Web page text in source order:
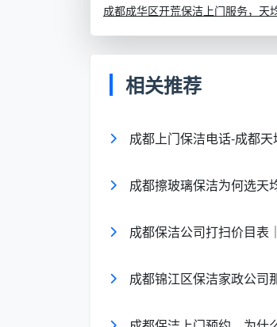
沙发缝隙吸尘、地毯
地漏防臭清洁
阳台 推拉门轨道清掏、
开关插座细部擦拭
成都成华区开荒保洁上门服务，天
相关推荐
成都上门保洁电话-成都
成都擦玻璃保洁为何选天
成都保洁公司打扫价目表
成都锦江区保洁家政公司